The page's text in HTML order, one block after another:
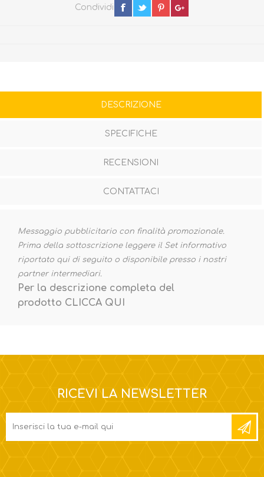
Condividi
DESCRIZIONE
SPECIFICHE
RECENSIONI
CONTATTACI
Messaggio pubblicitario con finalità promozionale.
Prima della sottoscrizione leggere il Set informativo
riportato qui di seguito o disponibile presso i nostri
partner intermediari.
Per la descrizione completa del
prodotto CLICCA QUI
RICEVI LA NEWSLETTER